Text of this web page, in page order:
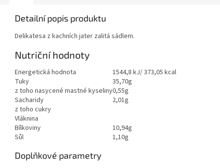
Detailní popis produktu
Delikatesa z kachních jater zalitá sádlem.
Nutriční hodnoty
Energetická hodnota
1544,8 kJ/ 373,05 kcal
Tuky
35,70g
z toho nasycené mastné kyseliny0,55g
Sacharidy
2,01g
z toho cukry
Vláknina
Bílkoviny
10,94g
Sůl
1,10g
Doplňkové parametry